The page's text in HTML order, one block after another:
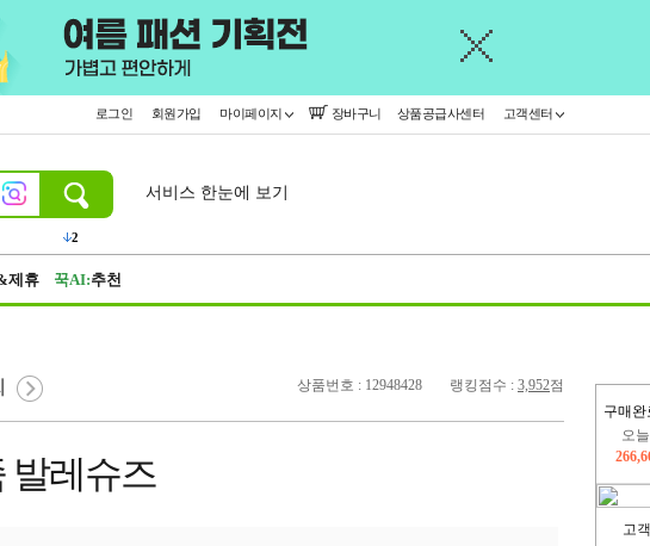
로그인 회원가입 마이페이지 장바구니 상품공급사센터 고객센터
서비스 한눈에 보기
제휴 꾹AI:추천
구매완
오
고
상품번호 : 12948428 랭킹점수 : 3,952점
발레슈즈